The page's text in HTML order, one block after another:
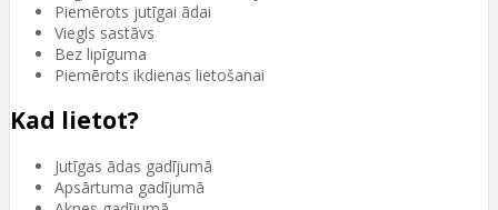
Piemērots jutīgai ādai
Viegls sastāvs
Bez lipīguma
Piemērots ikdienas lietošanai
Kad lietot?
Jutīgas ādas gadījumā
Apsārtuma gadījumā